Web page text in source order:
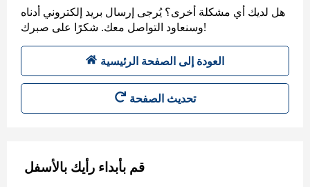
هل لديك أي مشكلة أخرى؟ يُرجى إرسال بريد إلكتروني أدناه
وسنعاود التواصل معك. شكرًا على صبرك!
العودة إلى الصفحة الرئيسية
تحديث الصفحة
قم بأبداء رأيك بالأسفل